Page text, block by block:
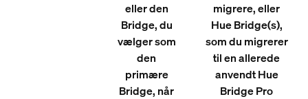
eller den
Bridge, du
vælger som
den
primære
Bridge, når
migrere, eller
Hue Bridge(s),
som du migrerer
til en allerede
anvendt Hue
Bridge Pro